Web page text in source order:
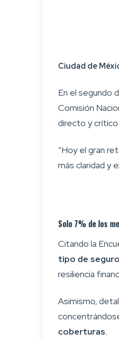
Ciudad de
En el segundo
Comisión
directo y crítico
“Hoy el gran
más claridad y
Solo 7% de los
Citando la
tipo de seguro
resiliencia
Asimismo,
coberturas.